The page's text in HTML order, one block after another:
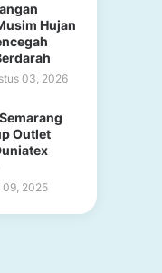
Hujan
03, 2026
Outlet
09, 2025